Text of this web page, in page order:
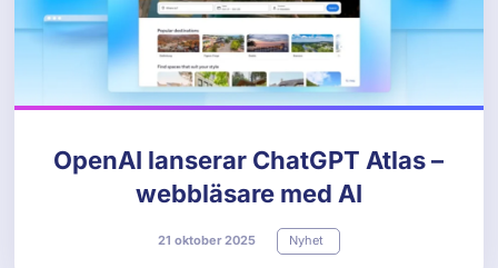
OpenAI lanserar ChatGPT Atlas –
webbläsare med AI
21 oktober 2025 Nyhet